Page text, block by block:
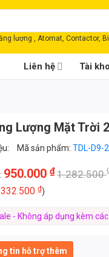
lượng , Atomat, Contactor,
Liên hệ Tài
Lượng Mặt Trời
Mã sản phẩm: TDL-D9-
950.000 ₫1.282.500
332.500 ₫)
- Không áp dụng kèm
tin hỗ trợ thêm